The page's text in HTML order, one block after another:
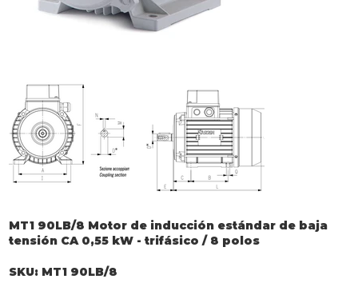
MT1 90LB/8 Motor de inducción estándar de baja
tensión CA 0,55 kW - trifásico / 8 polos
SKU: SKU
MT1
MT1 90LB/8